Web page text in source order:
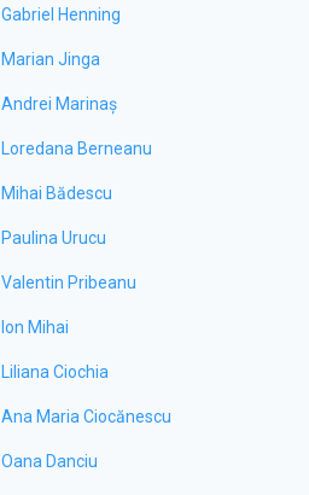
Gabriel Henning
Marian Jinga
Andrei Marinaș
Loredana Berneanu
Mihai Bădescu
Paulina Urucu
Valentin Pribeanu
Ion Mihai
Liliana Ciochia
Ana Maria Ciocănescu
Oana Danciu